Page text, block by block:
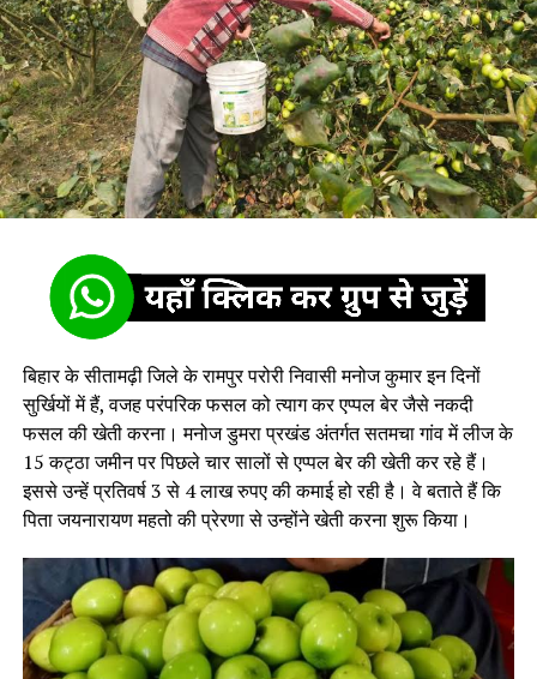
बिहार के सीतामढ़ी जिले के रामपुर परोरी निवासी मनोज कुमार इन दिनों
सुर्खियों में हैं, वजह परंपरिक फसल को त्याग कर एप्पल बेर जैसे नकदी
फसल की खेती करना। मनोज डुमरा प्रखंड अंतर्गत सतमचा गांव में लीज के
15 कट्ठा जमीन पर पिछले चार सालों से एप्पल बेर की खेती कर रहे हैं।
इससे उन्हें प्रतिवर्ष 3 से 4 लाख रुपए की कमाई हो रही है। वे बताते हैं कि
पिता जयनारायण महतो की प्रेरणा से उन्होंने खेती करना शुरू किया।